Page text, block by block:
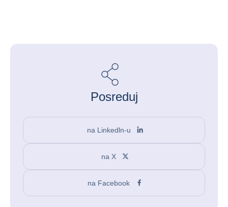
Posreduj
na Linkedln-u
na X
na Facebook